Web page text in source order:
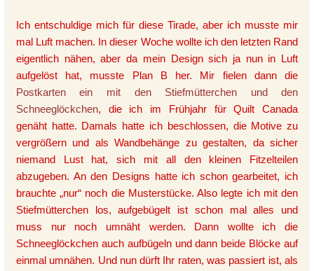
Ich entschuldige mich für diese Tirade, aber ich musste mir
mal Luft machen. In dieser Woche wollte ich den letzten Rand
eigentlich nähen, aber da mein Design sich ja nun in Luft
aufgelöst hat, musste Plan B her. Mir fielen dann die
Postkarten ein mit den Stiefmütterchen und den
Schneeglöckchen, die ich im Frühjahr für Quilt Canada
genäht hatte. Damals hatte ich beschlossen, die Motive zu
vergrößern und als Wandbehänge zu gestalten, da sicher
niemand Lust hat, sich mit all den kleinen Fitzelteilen
abzugeben. An den Designs hatte ich schon gearbeitet, ich
brauchte „nur“ noch die Musterstücke. Also legte ich mit den
Stiefmütterchen los, aufgebügelt ist schon mal alles und
muss nur noch umnäht werden. Dann wollte ich die
Schneeglöckchen auch aufbügeln und dann beide Blöcke auf
einmal umnähen. Und nun dürft Ihr raten, was passiert ist, als